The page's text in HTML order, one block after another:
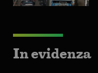
In evidenza